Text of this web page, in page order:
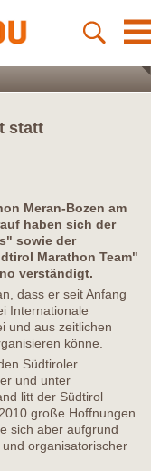
statt
Meran-Bozen am
haben sich der
sowie der
Marathon Team"
verständigt.
dass er seit Anfang
Internationale
und aus zeitlichen
könne.
Südtiroler
und unter
litt der Südtirol
große Hoffnungen
sich aber aufgrund
organisatorischer